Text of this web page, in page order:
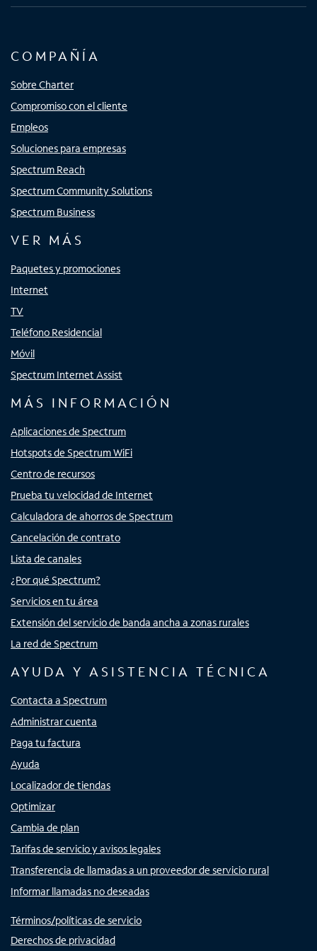
COMPAÑÍA
Sobre Charter
Compromiso con el cliente
Empleos
Soluciones para empresas
Spectrum Reach
Spectrum Community Solutions
Spectrum Business
VER MÁS
Paquetes y promociones
Internet
TV
Teléfono Residencial
Móvil
Spectrum Internet Assist
MÁS INFORMACIÓN
Aplicaciones de Spectrum
Hotspots de Spectrum WiFi
Centro de recursos
Prueba tu velocidad de Internet
Calculadora de ahorros de Spectrum
Cancelación de contrato
Lista de canales
¿Por qué Spectrum?
Servicios en tu área
Extensión del servicio de banda ancha a zonas rurales
La red de Spectrum
AYUDA Y ASISTENCIA TÉCNICA
Contacta a Spectrum
Administrar cuenta
Paga tu factura
Ayuda
Localizador de tiendas
Optimizar
Cambia de plan
Tarifas de servicio y avisos legales
Transferencia de llamadas a un proveedor de servicio rural
Informar llamadas no deseadas
Términos/políticas de servicio
Derechos de privacidad